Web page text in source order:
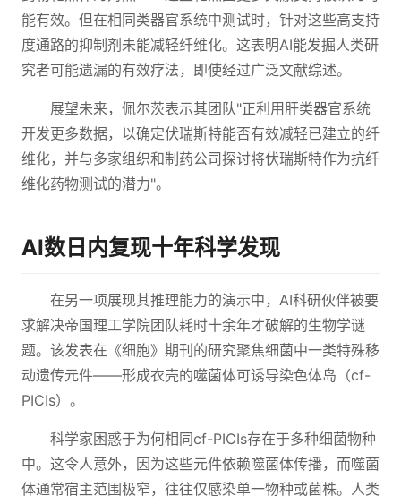
能有效。但在相同类器官系统中测试时，针对这些高支持
度通路的抑制剂未能减轻纤维化。这表明AI能发掘人类研
究者可能遗漏的有效疗法，即使经过广泛文献综述。
展望未来，佩尔茨表示其团队"正利用肝类器官系统
开发更多数据，以确定伏瑞斯特能否有效减轻已建立的纤
维化，并与多家组织和制药公司探讨将伏瑞斯特作为抗纤
维化药物测试的潜力"。
AI数日内复现十年科学发现
在另一项展现其推理能力的演示中，AI科研伙伴被要
求解决帝国理工学院团队耗时十余年才破解的生物学谜
题。该发表在《细胞》期刊的研究聚焦细菌中一类特殊移
动遗传元件——形成衣壳的噬菌体可诱导染色体岛（cf-
PICIs）。
科学家困惑于为何相同cf-PICIs存在于多种细菌物种
中。这令人意外，因为这些元件依赖噬菌体传播，而噬菌
体通常宿主范围极窄，往往仅感染单一物种或菌株。人类